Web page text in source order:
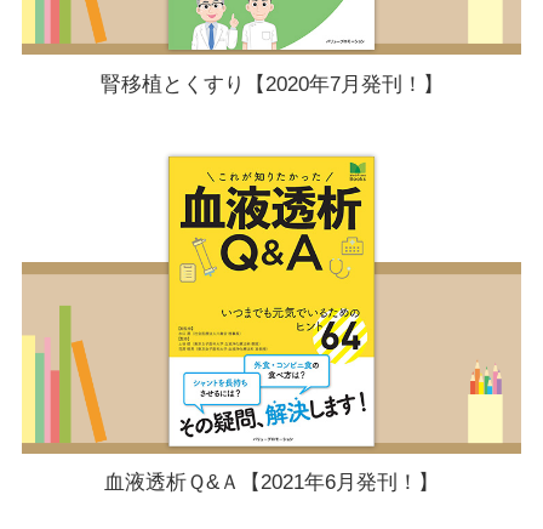
腎移植とくすり【2020年7月発刊！】
血液透析Ｑ&Ａ【2021年6月発刊！】